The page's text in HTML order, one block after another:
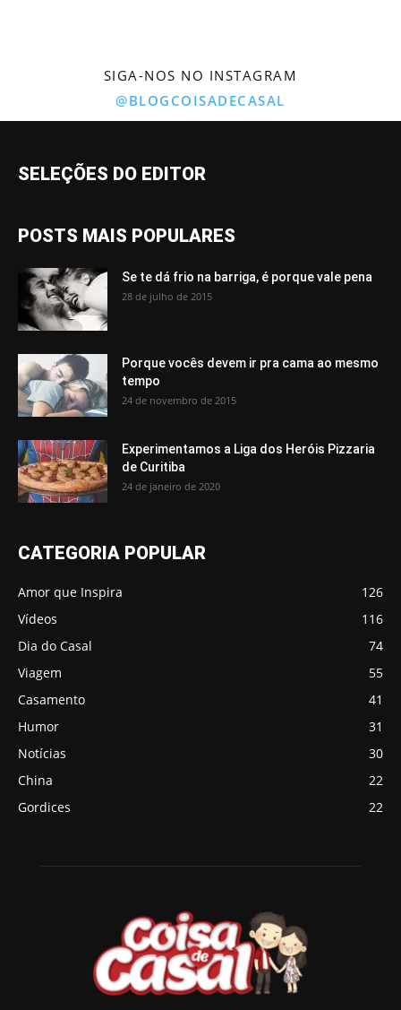
SIGA-NOS NO INSTAGRAM
@BLOGCOISADECASAL
SELEÇÕES DO EDITOR
POSTS MAIS POPULARES
Se te dá frio na barriga, é porque vale pena
28 de julho de 2015
Porque vocês devem ir pra cama ao mesmo
tempo
24 de novembro de 2015
Experimentamos a Liga dos Heróis Pizzaria
de Curitiba
24 de janeiro de 2020
CATEGORIA POPULAR
Amor que Inspira
126
Vídeos
116
Dia do Casal
74
Viagem
55
Casamento
41
Humor
31
Notícias
30
China
22
Gordices
22